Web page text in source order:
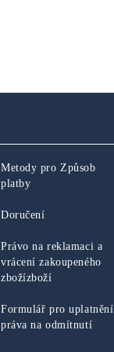
Metody pro Způsob
platby
Doručení
Právo na reklamaci a
vrácení zakoupeného
zbožízboží
Formulář pro uplatnění
práva na odmítnutí